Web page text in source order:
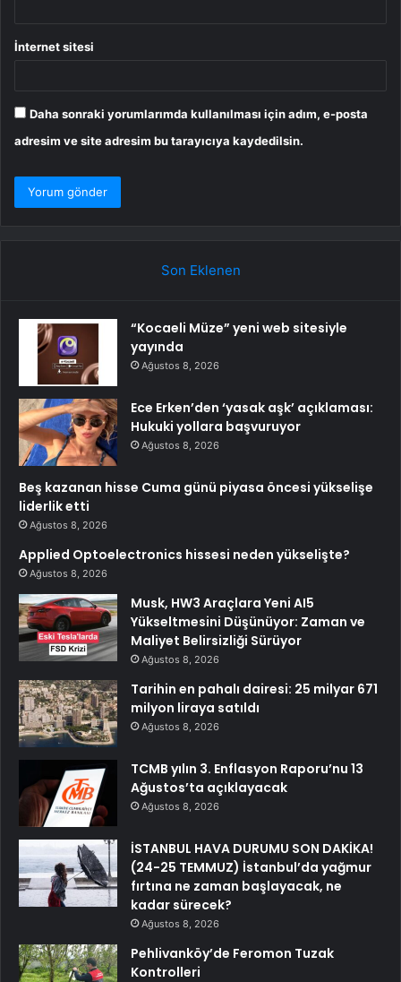
İnternet sitesi
Daha sonraki yorumlarımda kullanılması için adım, e-posta
adresim ve site adresim bu tarayıcıya kaydedilsin.
Son Eklenen
“Kocaeli Müze” yeni web sitesiyle
yayında
Ağustos 8, 2026
Ece Erken’den ‘yasak aşk’ açıklaması:
Hukuki yollara başvuruyor
Ağustos 8, 2026
Beş kazanan hisse Cuma günü piyasa öncesi yükselişe
liderlik etti
Ağustos 8, 2026
Applied Optoelectronics hissesi neden yükselişte?
Ağustos 8, 2026
Musk, HW3 Araçlara Yeni AI5
Yükseltmesini Düşünüyor: Zaman ve
Maliyet Belirsizliği Sürüyor
Ağustos 8, 2026
Tarihin en pahalı dairesi: 25 milyar 671
milyon liraya satıldı
Ağustos 8, 2026
TCMB yılın 3. Enflasyon Raporu’nu 13
Ağustos’ta açıklayacak
Ağustos 8, 2026
İSTANBUL HAVA DURUMU SON DAKİKA!
(24-25 TEMMUZ) İstanbul’da yağmur
fırtına ne zaman başlayacak, ne
kadar sürecek?
Ağustos 8, 2026
Pehlivanköy’de Feromon Tuzak
Kontrolleri